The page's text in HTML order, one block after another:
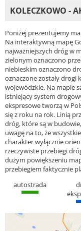
KOLECZKOWO -
Poniżej prezentujemy
Na interaktywną mapę
najważniejszych dróg w
zielonym oznaczono
niebieskim oznaczono
oznaczone zostały
wojewódzkie. Na mapie
istniejący system
ekspresowe tworzą w
się z roku na rok. Linią
dróg, które są w
uwagę na to, że
charakter wyłącznie
rzeczywiste przebiegi
dużym powiększeniu
przebiegiem faktycznie
autostrada